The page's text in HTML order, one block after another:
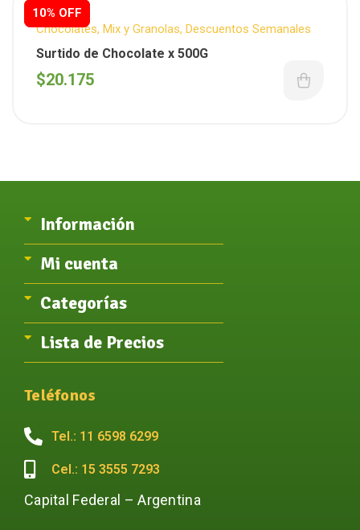
10% OFF
10% OFF
Chocolates, Mix y Granolas, Descuentos Semanales
Surtido de Chocolate x 500G
$20.175
Información
Mi cuenta
Categorías
Lista de Precios
Teléfonos
Tel.: 11 6598 6299
Cel.: 15 3555 7293
Capital Federal – Argentina